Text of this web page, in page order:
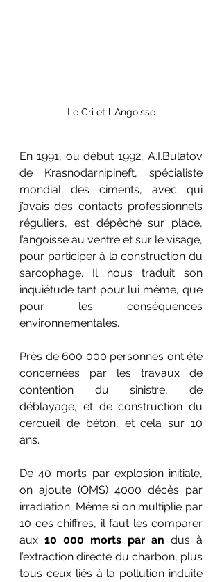
Le Cri et l''Angoisse
En 1991, ou début 1992, A.I.Bulatov
de Krasnodarnipineft, spécialiste
mondial des ciments, avec qui
j’avais des contacts professionnels
réguliers, est dépêché sur place,
l’angoisse au ventre et sur le visage,
pour participer à la construction du
sarcophage. Il nous traduit son
inquiétude tant pour lui même, que
pour les conséquences
environnementales.
Près de 600 000 personnes ont été
concernées par les travaux de
contention du sinistre, de
déblayage, et de construction du
cercueil de béton, et cela sur 10
ans.
De 40 morts par explosion initiale,
on ajoute (OMS) 4000 décès par
irradiation. Même si on multiplie par
10 ces chiffres, il faut les comparer
aux 10 000 morts par an dus à
l’extraction directe du charbon, plus
tous ceux liés à la pollution induite